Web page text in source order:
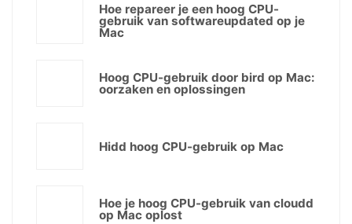
Hoe repareer je een hoog CPU-
gebruik van softwareupdated op je
Mac
Hoog CPU-gebruik door bird op Mac:
oorzaken en oplossingen
Hidd hoog CPU-gebruik op Mac
Hoe je hoog CPU-gebruik van cloudd
op Mac oplost